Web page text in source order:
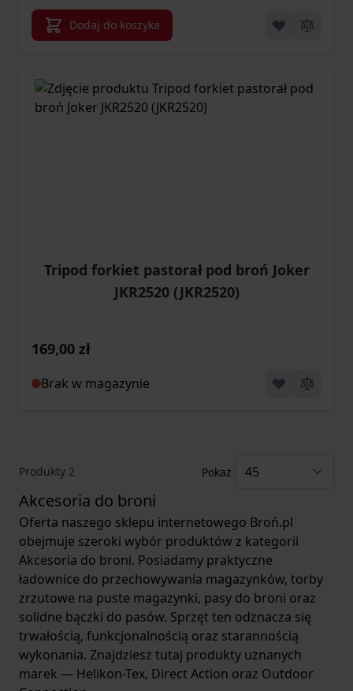
Dodaj do koszyka
Tripod forkiet pastorał pod broń Joker
JKR2520 (JKR2520)
169,00 zł
Brak w magazynie
Produkty 2 Pokaż
Akcesoria do broni
Oferta naszego sklepu internetowego Broń.pl
obejmuje szeroki wybór produktów z kategorii
Akcesoria do broni. Posiadamy praktyczne
ładownice do przechowywania magazynków, torby
zrzutowe na puste magazynki, pasy do broni oraz
solidne bączki do pasów. Sprzęt ten odznacza się
trwałością, funkcjonalnością oraz starannością
wykonania. Znajdziesz tutaj produkty uznanych
marek — Helikon-Tex, Direct Action oraz Outdoor